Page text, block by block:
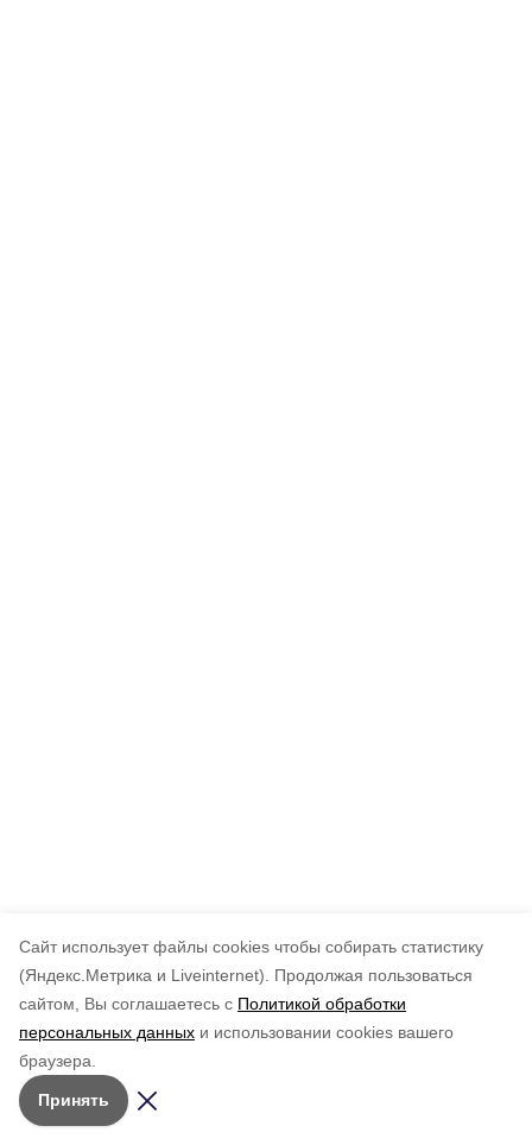
Cайт использует файлы cookies чтобы собирать статистику
(Яндекс.Метрика и Liveinternet).
Продолжая пользоваться
сайтом, Вы соглашаетесь с Политикой обработки
персональных данных и использовании cookies вашего
браузера.
Принять